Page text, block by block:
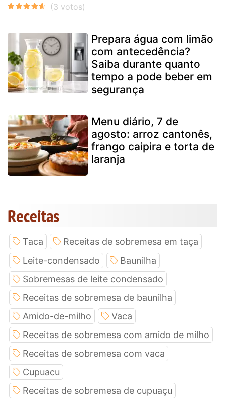
Prepara água com limão
com antecedência?
Saiba durante quanto
tempo a pode beber em
segurança
Menu diário, 7 de
agosto: arroz cantonês,
frango caipira e torta de
laranja
Receitas
Taca
Receitas de sobremesa em taça
Leite-condensado
Baunilha
Sobremesas de leite condensado
Receitas de sobremesa de baunilha
Amido-de-milho
Vaca
Receitas de sobremesa com amido de milho
Receitas de sobremesa com vaca
Cupuacu
Receitas de sobremesa de cupuaçu